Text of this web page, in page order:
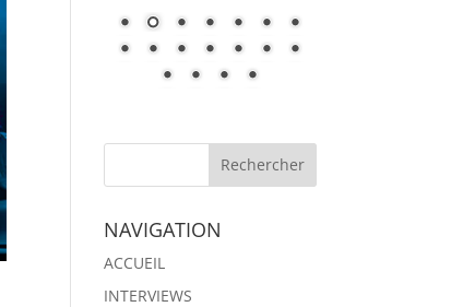
NAVIGATION
ACCUEIL
INTERVIEWS